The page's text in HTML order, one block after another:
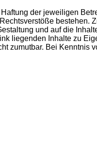
der jeweiligen
bestehen.
und auf die
liegenden Inhalte zu
zumutbar. Bei Kenntnis